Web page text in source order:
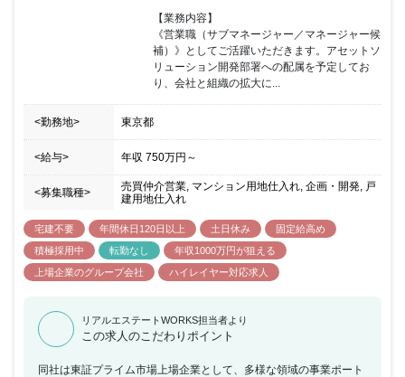
度売買仲介の人員を募集します。上場準備中につき組織強化中の今
だからこそ、課長職、部長職にとどまらず、役員などのより高位な
ポジションも実績次第でお任せします。あなたの経験を活かして管
理職、ゆくゆくは役員としてキャリアを築きませんか。 【キャリア
パス】 年齢や社歴に関係なく、最速でキャリアアップを実現できま
す。現在、25歳の管理職や30歳の執行役員が活躍中。組織拡大中の
今だからこそ、役員など、より高位なポジションへのチャンスも。
マーとしてスキルを極める選択肢も。チャンスも選択肢も多い同社
【業務内容】
《営業職（サブマネージャー／マネージャー候
補）》としてご活躍いただきます。アセットソ
リューション開発部署への配属を予定してお
り、会社と組織の拡大に...
<勤務地> 東京都
<給与> 年収 750万円 ～
<募集職種>
売買仲介営業, マンション用地仕入れ, 企画・開発, 戸
建用地仕入れ
宅建不要 年間休日120日以上 土日休み
固定給高め
積極採用中
転勤なし
年収1000万円が狙える
上場企業のグループ会社
ハイレイヤー対応求人
リアルエステートWORKS担当者より
この求人のこだわりポイント
同社は東証プライム市場上場企業として、多様な領域の事業ポート